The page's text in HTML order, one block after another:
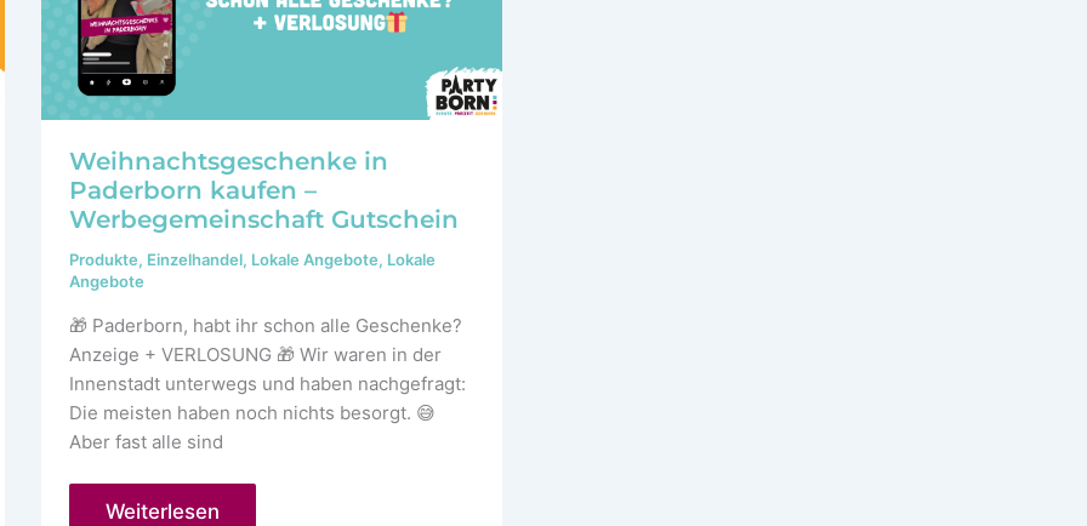
Weihnachtsgeschenke in
Paderborn kaufen –
Werbegemeinschaft Gutschein
Produkte, Einzelhandel, Lokale Angebote, Lokale
Angebote
🎁 Paderborn, habt ihr schon alle Geschenke?
Anzeige + VERLOSUNG 🎁 Wir waren in der
Innenstadt unterwegs und haben nachgefragt:
Die meisten haben noch nichts besorgt. 😅
Aber fast alle sind
Weihnachtsgeschenke
Weiterlesen